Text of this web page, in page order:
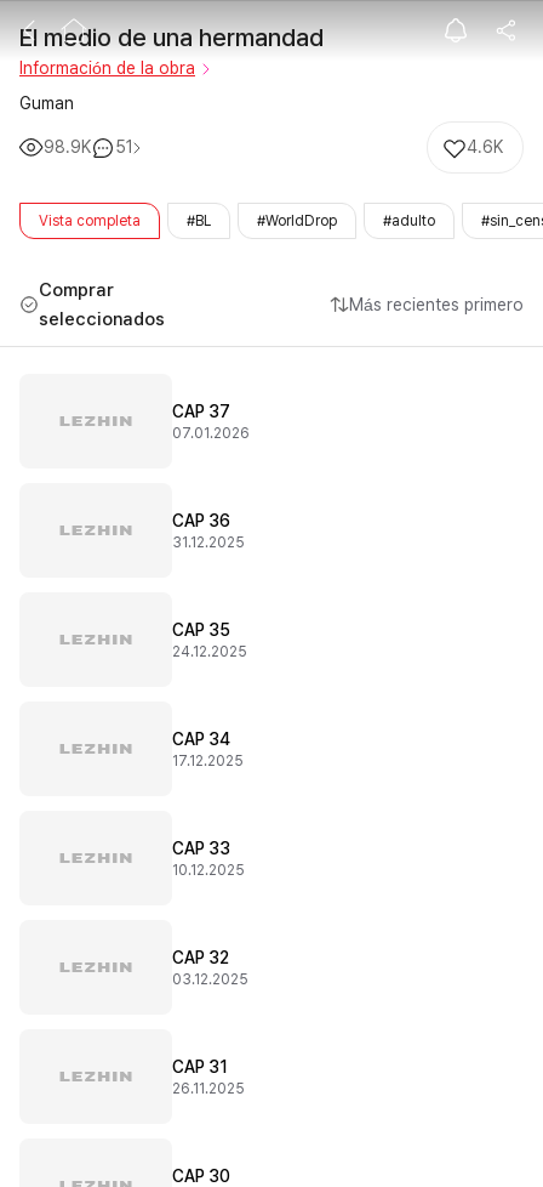
El medio de
El medio de una hermandad
Información de la obra
Guman
98.9K 51 4.6K
Vista completa #BL #WorldDrop #adulto
Comprar
seleccionados
Más recientes primero
CAP 37
07.01.2026
CAP 36
31.12.2025
CAP 35
24.12.2025
CAP 34
17.12.2025
CAP 33
10.12.2025
CAP 32
03.12.2025
CAP 31
26.11.2025
CAP 30